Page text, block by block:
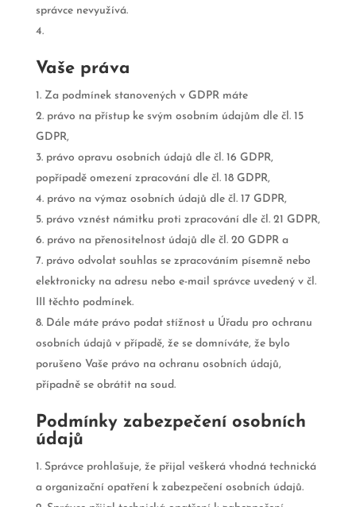
správce nevyužívá.
Vaše práva
Za podmínek stanovených v GDPR máte
právo na přístup ke svým osobním údajům dle čl. 15
GDPR,
právo opravu osobních údajů dle čl. 16 GDPR,
popřípadě omezení zpracování dle čl. 18 GDPR,
právo na výmaz osobních údajů dle čl. 17 GDPR,
právo vznést námitku proti zpracování dle čl. 21 GDPR,
právo na přenositelnost údajů dle čl. 20 GDPR a
právo odvolat souhlas se zpracováním písemně nebo
elektronicky na adresu nebo e-mail správce uvedený v čl.
III těchto podmínek.
Dále máte právo podat stížnost u Úřadu pro ochranu
osobních údajů v případě, že se domníváte, že bylo
porušeno Vaše právo na ochranu osobních údajů,
případně se obrátit na soud.
Podmínky zabezpečení osobních
údajů
Správce prohlašuje, že přijal veškerá vhodná technická
a organizační opatření k zabezpečení osobních údajů.